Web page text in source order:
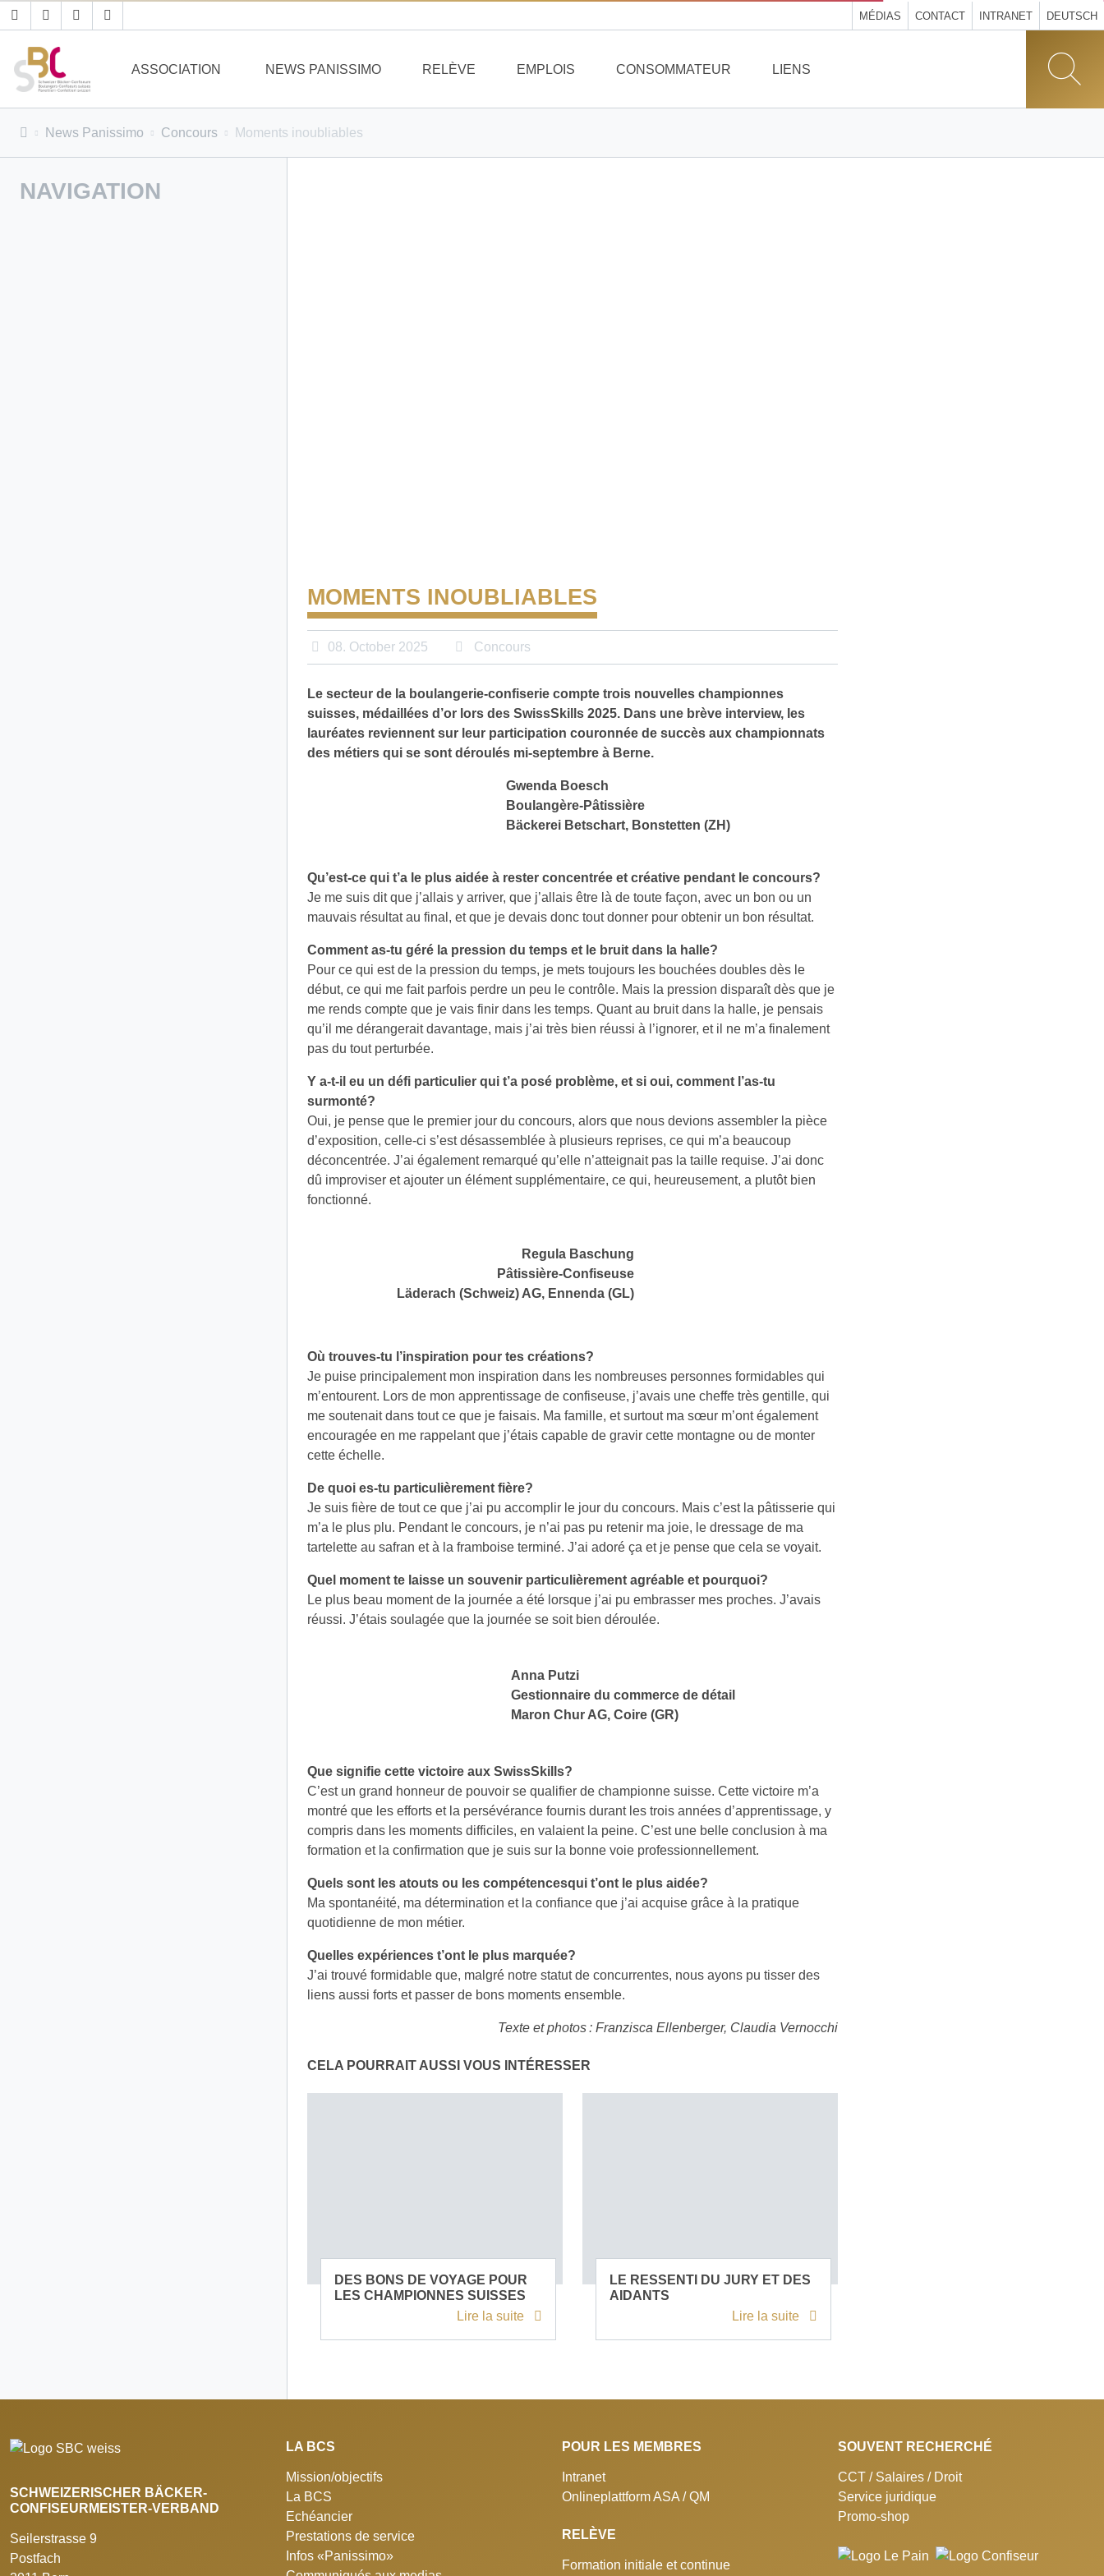
MÉDIAS CONTACT INTRANET DEUTSCH
ASSOCIATION NEWS PANISSIMO RELÈVE EMPLOIS CONSOMMATEUR LIENS
News Panissimo Concours Moments inoubliables
NAVIGATION
MOMENTS INOUBLIABLES
08. October 2025 Concours
Le secteur de la boulangerie-confiserie compte trois nouvelles championnes
suisses, médaillées d’or lors des SwissSkills 2025. Dans une brève interview, les
lauréates reviennent sur leur participation couronnée de succès aux championnats
des métiers qui se sont déroulés mi-septembre à Berne.
Gwenda Boesch
Boulangère-Pâtissière
Bäckerei Betschart, Bonstetten (ZH)
Qu’est-ce qui t’a le plus aidée à rester concentrée et créative pendant le concours?
Je me suis dit que j’allais y arriver, que j’allais être là de toute façon, avec un bon ou un
mauvais résultat au final, et que je devais donc tout donner pour obtenir un bon résultat.
Comment as-tu géré la pression du temps et le bruit dans la halle?
Pour ce qui est de la pression du temps, je mets toujours les bouchées doubles dès le
début, ce qui me fait parfois perdre un peu le contrôle. Mais la pression disparaît dès que je
me rends compte que je vais finir dans les temps. Quant au bruit dans la halle, je pensais
qu’il me dérangerait davantage, mais j’ai très bien réussi à l’ignorer, et il ne m’a finalement
pas du tout perturbée.
Y a-t-il eu un défi particulier qui t’a posé problème, et si oui, comment l’as-tu
surmonté?
Oui, je pense que le premier jour du concours, alors que nous devions assembler la pièce
d’exposition, celle-ci s’est désassemblée à plusieurs reprises, ce qui m’a beaucoup
déconcentrée. J’ai également remarqué qu’elle n’atteignait pas la taille requise. J’ai donc
dû improviser et ajouter un élément supplémentaire, ce qui, heureusement, a plutôt bien
fonctionné.
Regula Baschung
Pâtissière-Confiseuse
Läderach (Schweiz) AG, Ennenda (GL)
Où trouves-tu l’inspiration pour tes créations?
Je puise principalement mon inspiration dans les nombreuses personnes formidables qui
m’entourent. Lors de mon apprentissage de confiseuse, j’avais une cheffe très gentille, qui
me soutenait dans tout ce que je faisais. Ma famille, et surtout ma sœur m’ont également
encouragée en me rappelant que j’étais capable de gravir cette montagne ou de monter
cette échelle.
De quoi es-tu particulièrement fière?
Je suis fière de tout ce que j’ai pu accomplir le jour du concours. Mais c’est la pâtisserie qui
m’a le plus plu. Pendant le concours, je n’ai pas pu retenir ma joie, le dressage de ma
tartelette au safran et à la framboise terminé. J’ai adoré ça et je pense que cela se voyait.
Quel moment te laisse un souvenir particulièrement agréable et pourquoi?
Le plus beau moment de la journée a été lorsque j’ai pu embrasser mes proches. J’avais
réussi. J’étais soulagée que la journée se soit bien déroulée.
Anna Putzi
Gestionnaire du commerce de détail
Maron Chur AG, Coire (GR)
Que signifie cette victoire aux SwissSkills?
C’est un grand honneur de pouvoir se qualifier de championne suisse. Cette victoire m’a
montré que les efforts et la persévérance fournis durant les trois années d’apprentissage, y
compris dans les moments difficiles, en valaient la peine. C’est une belle conclusion à ma
formation et la confirmation que je suis sur la bonne voie professionnellement.
Quels sont les atouts ou les compétencesqui t’ont le plus aidée?
Ma spontanéité, ma détermination et la confiance que j’ai acquise grâce à la pratique
quotidienne de mon métier.
Quelles expériences t’ont le plus marquée?
J’ai trouvé formidable que, malgré notre statut de concurrentes, nous ayons pu tisser des
liens aussi forts et passer de bons moments ensemble.
Texte et photos : Franzisca Ellenberger, Claudia Vernocchi
CELA POURRAIT AUSSI VOUS INTÉRESSER
DES BONS DE VOYAGE POUR
LES CHAMPIONNES SUISSES
Lire la suite
LE RESSENTI DU JURY ET DES
AIDANTS
Lire la suite
SCHWEIZERISCHER BÄCKER-
CONFISEURMEISTER-VERBAND
Seilerstrasse 9
Postfach
LA BCS
Mission/objectifs
La BCS
Echéancier
Prestations de service
Infos «Panissimo»
POUR LES MEMBRES
Intranet
Onlineplattform ASA / QM
RELÈVE
Formation initiale et continue
SOUVENT RECHERCHÉ
CCT / Salaires / Droit
Service juridique
Promo-shop